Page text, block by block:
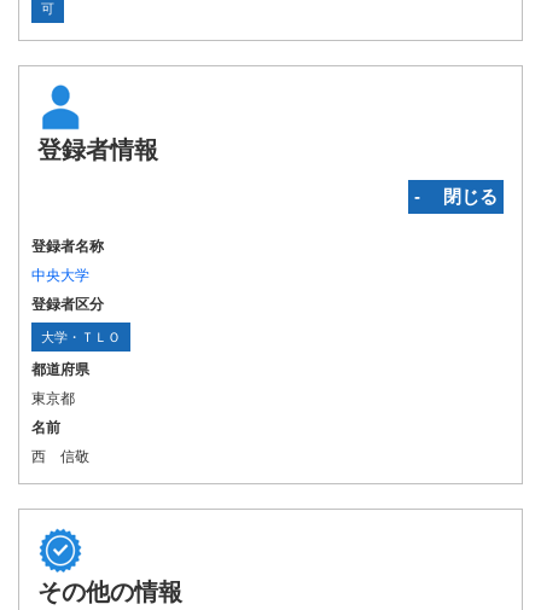
可
登録者情報
‐ 閉じる
登録者名称
中央大学
登録者区分
大学・ＴＬＯ
都道府県
東京都
名前
西 信敬
その他の情報